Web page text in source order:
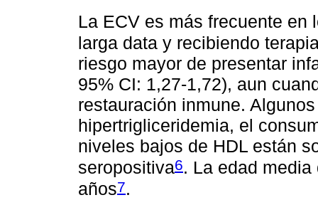
La ECV es más frecuente
larga data y recibiendo
riesgo mayor de presentar
95% CI: 1,27-1,72), aun
restauración inmune.
hipertrigliceridemia, el
niveles bajos de HDL están
seropositiva6. La edad
años7.